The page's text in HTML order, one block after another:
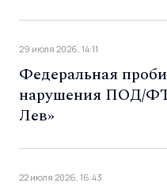
29 июля 2026, 14:11
Федеральная
нарушения ПОД/
Лев»
22 июля 2026, 16:43